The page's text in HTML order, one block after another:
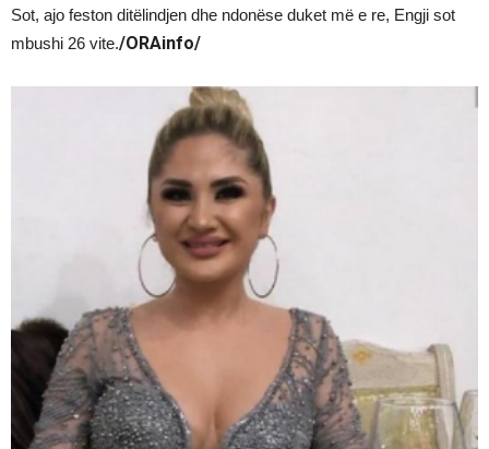
Sot, ajo feston ditëlindjen dhe ndonëse duket më e re, Engji sot
mbushi 26 vite./ORAinfo/